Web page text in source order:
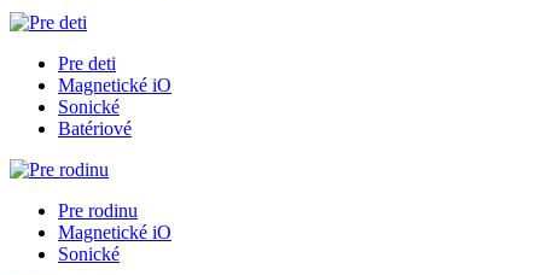
Pre deti
Magnetické iO
Sonické
Batériové
Pre rodinu
Magnetické iO
Sonické